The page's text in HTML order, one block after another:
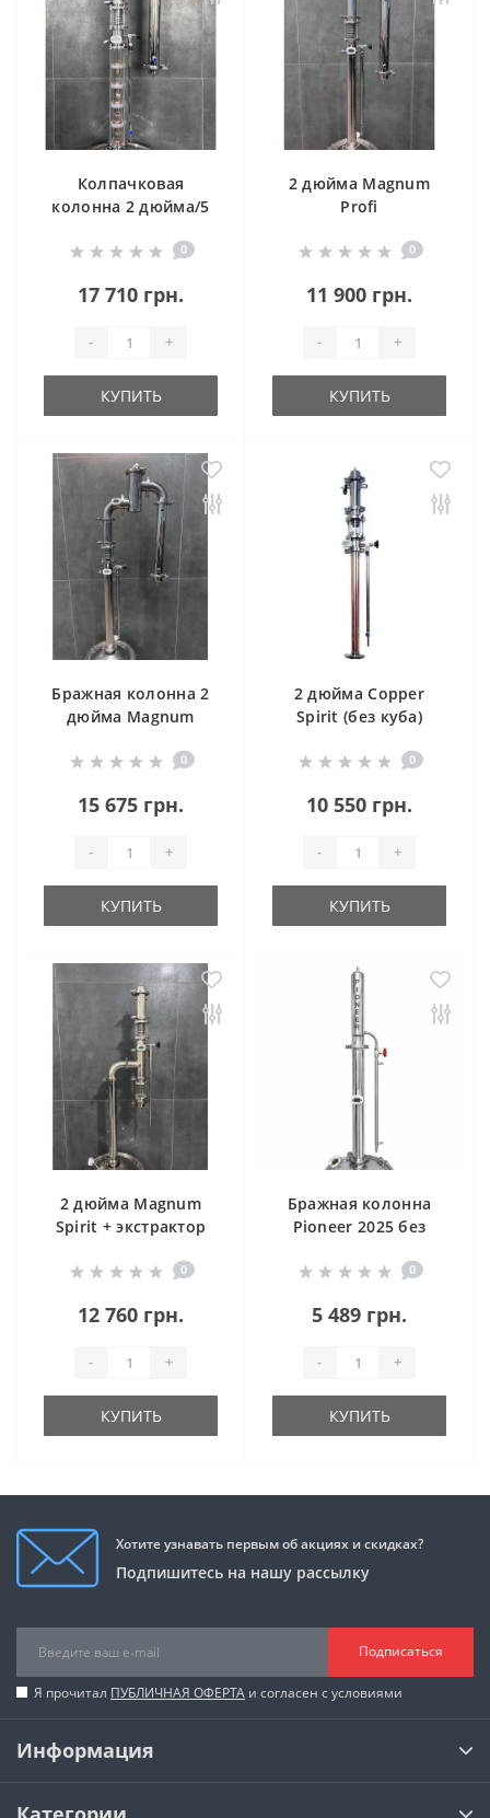
Колпачковая
колонна 2 дюйма/5
0
17 710 грн.
- +
КУПИТЬ
2 дюйма Magnum
Profi
0
11 900 грн.
- +
КУПИТЬ
Бражная колонна 2
дюйма Magnum
0
15 675 грн.
- +
КУПИТЬ
2 дюйма Copper
Spirit (без куба)
0
10 550 грн.
- +
КУПИТЬ
2 дюйма Magnum
Spirit + экстрактор
0
12 760 грн.
- +
КУПИТЬ
Бражная колонна
Pioneer 2025 без
0
5 489 грн.
- +
КУПИТЬ
Хотите узнавать первым об акциях и скидках?
Подпишитесь на нашу рассылку
Подписаться
Я прочитал ПУБЛИЧНАЯ ОФЕРТА и согласен с условиями
Информация